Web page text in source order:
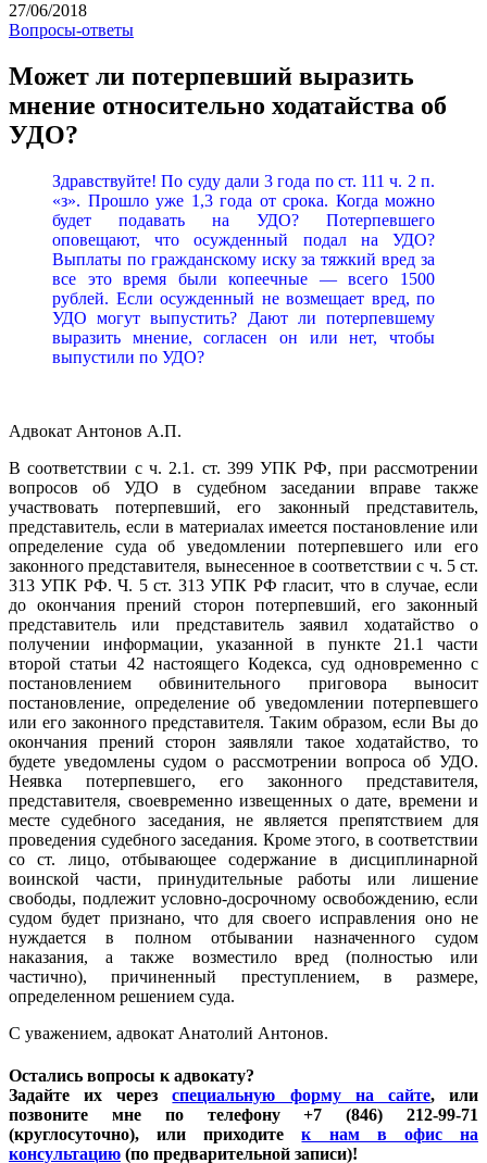
27/06/2018
Вопросы-ответы
Может ли потерпевший выразить
мнение относительно ходатайства об
УДО?
Здравствуйте! По суду дали 3 года по ст. 111 ч. 2 п.
«з». Прошло уже 1,3 года от срока. Когда можно
будет подавать на УДО? Потерпевшего
оповещают, что осужденный подал на УДО?
Выплаты по гражданскому иску за тяжкий вред за
все это время были копеечные — всего 1500
рублей. Если осужденный не возмещает вред, по
УДО могут выпустить? Дают ли потерпевшему
выразить мнение, согласен он или нет, чтобы
выпустили по УДО?
Адвокат Антонов А.П.
В соответствии с ч. 2.1. ст. 399 УПК РФ, при рассмотрении
вопросов об УДО в судебном заседании вправе также
участвовать потерпевший, его законный представитель,
представитель, если в материалах имеется постановление или
определение суда об уведомлении потерпевшего или его
законного представителя, вынесенное в соответствии с ч. 5 ст.
313 УПК РФ. Ч. 5 ст. 313 УПК РФ гласит, что в случае, если
до окончания прений сторон потерпевший, его законный
представитель или представитель заявил ходатайство о
получении информации, указанной в пункте 21.1 части
второй статьи 42 настоящего Кодекса, суд одновременно с
постановлением обвинительного приговора выносит
постановление, определение об уведомлении потерпевшего
или его законного представителя. Таким образом, если Вы до
окончания прений сторон заявляли такое ходатайство, то
будете уведомлены судом о рассмотрении вопроса об УДО.
Неявка потерпевшего, его законного представителя,
представителя, своевременно извещенных о дате, времени и
месте судебного заседания, не является препятствием для
проведения судебного заседания. Кроме этого, в соответствии
со ст. лицо, отбывающее содержание в дисциплинарной
воинской части, принудительные работы или лишение
свободы, подлежит условно-досрочному освобождению, если
судом будет признано, что для своего исправления оно не
нуждается в полном отбывании назначенного судом
наказания, а также возместило вред (полностью или
частично), причиненный преступлением, в размере,
определенном решением суда.
С уважением, адвокат Анатолий Антонов.
Остались вопросы к адвокату?
Задайте их черезспециальную форму на сайте, или
позвоните мне по телефону +7 (846) 212-99-71
(круглосуточно), или приходитек нам в офис на
консультацию (по предварительной записи)!